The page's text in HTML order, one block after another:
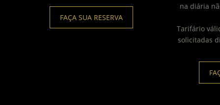
FAÇA SUA RESERVA
na diária
Tarifário
solicitadas